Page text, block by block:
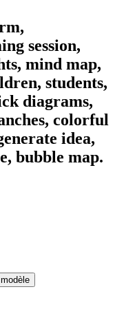
session,
mind map,
students,
diagrams,
colorful
idea,
bubble map.